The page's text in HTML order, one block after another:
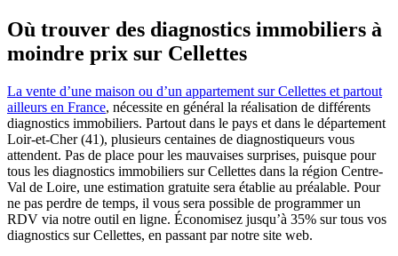
Où trouver des diagnostics immobiliers à
moindre prix sur Cellettes
La vente d’une maison ou d’un appartement sur Cellettes et partout
ailleurs en France, nécessite en général la réalisation de différents
diagnostics immobiliers. Partout dans le pays et dans le département
Loir-et-Cher (41), plusieurs centaines de diagnostiqueurs vous
attendent. Pas de place pour les mauvaises surprises, puisque pour
tous les diagnostics immobiliers sur Cellettes dans la région Centre-
Val de Loire, une estimation gratuite sera établie au préalable. Pour
ne pas perdre de temps, il vous sera possible de programmer un
RDV via notre outil en ligne. Économisez jusqu’à 35% sur tous vos
diagnostics sur Cellettes, en passant par notre site web.